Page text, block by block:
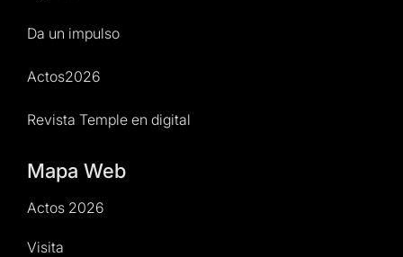
Da un impulso
Actos2026
Revista Temple en digital
Mapa Web
Actos 2026
Visita